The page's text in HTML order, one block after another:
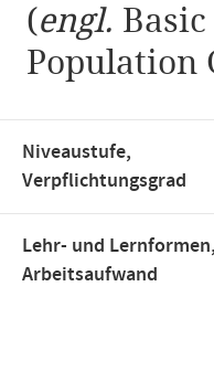
(engl.
Population
Niveaustufe,
Verpflichtungsgrad
Lehr- und Lernformen,
Arbeitsaufwand